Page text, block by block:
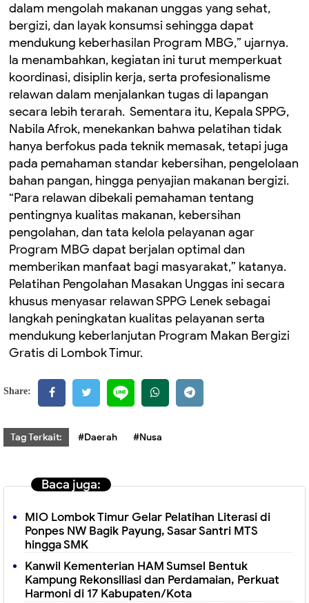
dalam mengolah makanan unggas yang sehat,
bergizi, dan layak konsumsi sehingga dapat
mendukung keberhasilan Program MBG,” ujarnya. ‎
‎Ia menambahkan, kegiatan ini turut memperkuat
koordinasi, disiplin kerja, serta profesionalisme
relawan dalam menjalankan tugas di lapangan
secara lebih terarah. ‎ ‎Sementara itu, Kepala SPPG,
Nabila Afrok, menekankan bahwa pelatihan tidak
hanya berfokus pada teknik memasak, tetapi juga
pada pemahaman standar kebersihan, pengelolaan
bahan pangan, hingga penyajian makanan bergizi. ‎
‎“Para relawan dibekali pemahaman tentang
pentingnya kualitas makanan, kebersihan
pengolahan, dan tata kelola pelayanan agar
Program MBG dapat berjalan optimal dan
memberikan manfaat bagi masyarakat,” katanya. ‎
‎Pelatihan Pengolahan Masakan Unggas ini secara
khusus menyasar relawan SPPG Lenek sebagai
langkah peningkatan kualitas pelayanan serta
mendukung keberlanjutan Program Makan Bergizi
Gratis di Lombok Timur.
Share:
Tag Terkait: #Daerah #Nusa
Baca juga:
MIO Lombok Timur Gelar Pelatihan Literasi di
Ponpes NW Bagik Payung, Sasar Santri MTS
hingga SMK
Kanwil Kementerian HAM Sumsel Bentuk
Kampung Rekonsiliasi dan Perdamaian, Perkuat
Harmoni di 17 Kabupaten/Kota